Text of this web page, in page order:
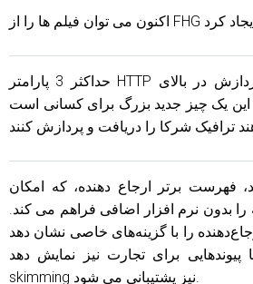
حداکثر 3 پارامتر HTTP پویا را می توان برای پردازش در بالای
این یک چیز جدید بزرگ برای کسانی است
فهرست برتر ارجاع دهنده، که امکان
را بدون نرم افزار اضافی فراهم می کند.
را با گزینه‌های خاصی نشان دهد
برای تجارت نیز نمایش دهد.
skimming نیز پشتیبانی می شود.